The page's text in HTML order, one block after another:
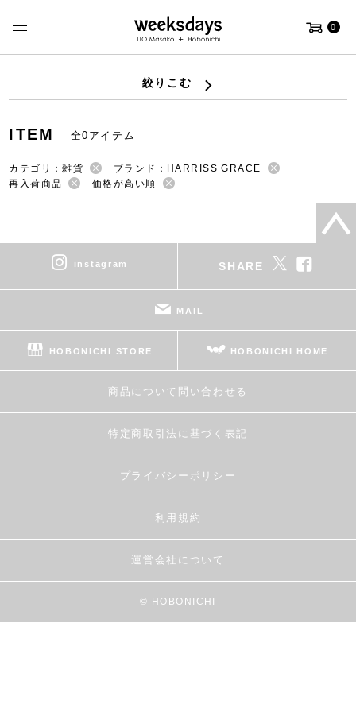
0
絞りこむ
ITEM 全0アイテム
カテゴリ：雑貨
ブランド：HARRISS GRACE
再入荷商品
価格が高い順
instagram SHARE
MAIL
HOBONICHI STORE HOBONICHI HOME
商品について問い合わせる
特定商取引法に基づく表記
プライバシーポリシー
利用規約
運営会社について
© HOBONICHI